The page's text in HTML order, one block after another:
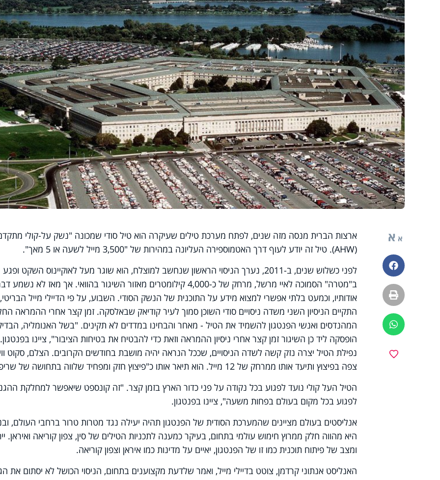
א א
פייסבוק
הדפסה
ווטסאפ
ארצות הברית מנסה מזה שנים, לפתח מערכת טילים שעיקרה הוא טיל סודי שמכונה "נשק על-קולי
(
AHW). טיל זה יודע לעוף דרך האטמוספירה העליונה במהירות של "3,500 מייל לשעה או 5 מאך".
לפני כשלוש שנים, ב-2011, נערך הניסוי הראשון שנחשב למוצלח, הוא שוגר מעל לאוקיינוס השקט ופגע
ב"מטרה" הסמוכה לאיי מרשל, מרחק של כ-4,000 קילומטרים מאזור השיגור בהוואי. אך מאז לא נשמע
אודותיו, וכמעט בלתי אפשרי למצוא מידע על התוכנית של הנשק הסודי. השבוע, על פי הדיילי מייל הבריטי,
התקיים הניסיון השני משדה ניסויים סודי השוכן סמוך לעיר קודיאק שבאלסקה. זמן קצר אחרי ההמראה
המהנדסים ואנשי הפנטגון להשמיד את הטיל - מאחר והבחינו במדדים לא תקינים. "בשל האנומליה,
הופסקה ליד כן השיגור זמן קצר אחרי ניסיון ההמראה וזאת כדי להבטיח את בטיחות הציבור", ציינו בפנטגון.
נפילת הטיל יצרה נזק קשה לשדה הניסויים, שככל הנראה יהיה מושבת בחודשים הקרובים. הצלם, סקוט
צפה בפיצוץ ותיעד אותו ממרחק של 12 מייל. הוא תיאר אותו כ"פיצוץ חזק ומפחיד שלווה בתחושה של שריפה".
הטיל העל קולי נועד לפגוע בכל נקודה על פני כדור הארץ בזמן קצר. "זה קונספט שיאפשר למחלקת
לפגוע בכל מקום בעולם בפחות משעה", ציינו בפנטגון.
אנליסטים בעולם מציינים שהמערכת הסודית של הפנטגון תהיה יעילה נגד מטרות טרור ברחבי העולם,
היא מהווה חלק ממרוץ חימוש עולמי בתחום, בעיקר כמענה לתכניות הטילים של סין, צפון קוריאה ואיראן.
ומצב של פיתוח תוכנית כמו זו של הפנטגון, יאיים על מדינות כמו איראן וצפון קוריאה.
האנליסט אנתוני קרדמן, צוטט בדיילי מייל, ואמר שלדעת מקצוענים בתחום, הניסוי הכושל לא יסתום את